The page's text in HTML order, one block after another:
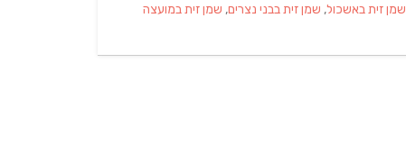
שמן זית באשכול, שמן זית בבני נצרים, שמן זית במועצה